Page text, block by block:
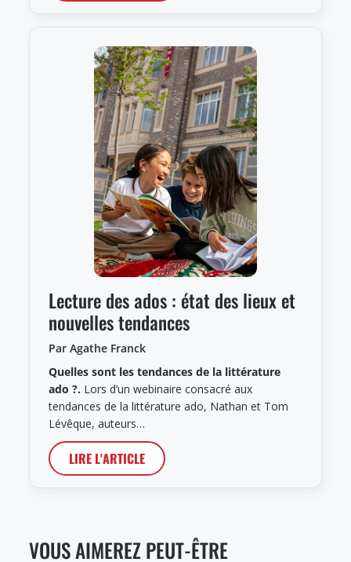
Lecture des ados : état des lieux et
nouvelles tendances
Par Agathe Franck
Quelles sont les tendances de la littérature
ado ?. Lors d’un webinaire consacré aux
tendances de la littérature ado, Nathan et Tom
Lévêque, auteurs…
LIRE L'ARTICLE
VOUS AIMEREZ PEUT-ÊTRE